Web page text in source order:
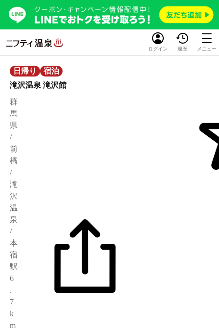
ログイン 履歴 メニュー
日帰り
宿泊
滝沢温泉 滝沢館
群
馬
県
/
前
橋
/
滝
沢
温
泉
/
本
宿
駅
6
.
7
k
m